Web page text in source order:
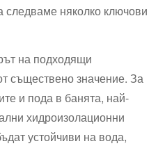
следваме няколко ключови
на подходящи
съществено значение. За
и пода в банята, най-
хидроизолационни
устойчиви на вода,